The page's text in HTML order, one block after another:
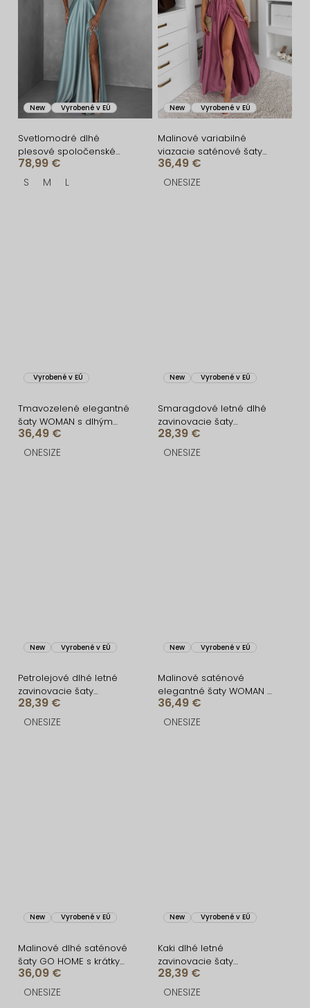
New Vyrobené v EÚ
Svetlomodré dlhé
plesové spoločenské
šaty CELLINES
78,99 €
S M L
New Vyrobené v EÚ
Malinové variabilné
viazacie saténové šaty
VALERDI a rázporkom
36,49 €
ONESIZE
Vyrobené v EÚ
Tmavozelené elegantné
šaty WOMAN s dlhým
rukávom
36,49 €
ONESIZE
New Vyrobené v EÚ
Smaragdové letné dlhé
zavinovacie šaty
AVENYXA s opaskom
28,39 €
ONESIZE
New Vyrobené v EÚ
Petrolejové dlhé letné
zavinovacie šaty
AVENYXA s opaskom
28,39 €
ONESIZE
New Vyrobené v EÚ
Malinové saténové
elegantné šaty WOMAN s
dlhým rukávom
36,49 €
ONESIZE
New Vyrobené v EÚ
Malinové dlhé saténové
šaty GO HOME s krátkym
rukávom a rázporkom
36,09 €
ONESIZE
New Vyrobené v EÚ
Kaki dlhé letné
zavinovacie šaty
AVENYXA s opaskom
28,39 €
ONESIZE